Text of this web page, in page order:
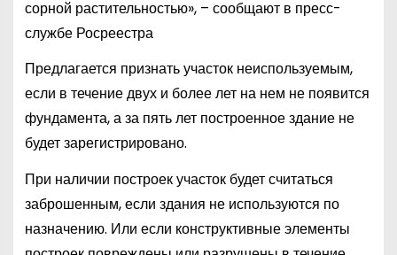
сорной растительностью», – сообщают в пресс-
службе Росреестра
Предлагается признать участок неиспользуемым,
если в течение двух и более лет на нем не появится
фундамента, а за пять лет построенное здание не
будет зарегистрировано.
При наличии построек участок будет считаться
заброшенным, если здания не используются по
назначению. Или если конструктивные элементы